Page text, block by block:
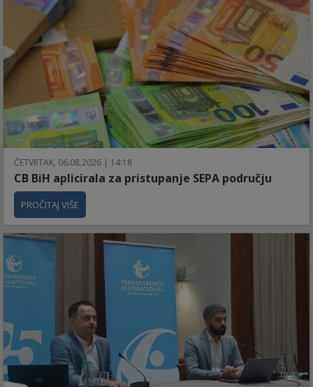
ČETVRTAK, 06.08.2026 | 14:18
CB BiH aplicirala za pristupanje SEPA području
PROČITAJ VIŠE